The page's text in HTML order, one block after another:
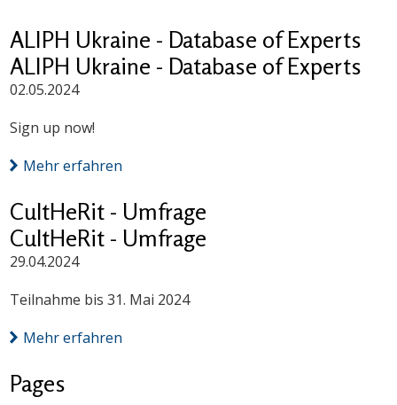
ALIPH Ukraine - Database of Experts
ALIPH Ukraine - Database of Experts
02.05.2024
Sign up now!
Mehr erfahren
CultHeRit - Umfrage
CultHeRit - Umfrage
29.04.2024
Teilnahme bis 31. Mai 2024
Mehr erfahren
Pages